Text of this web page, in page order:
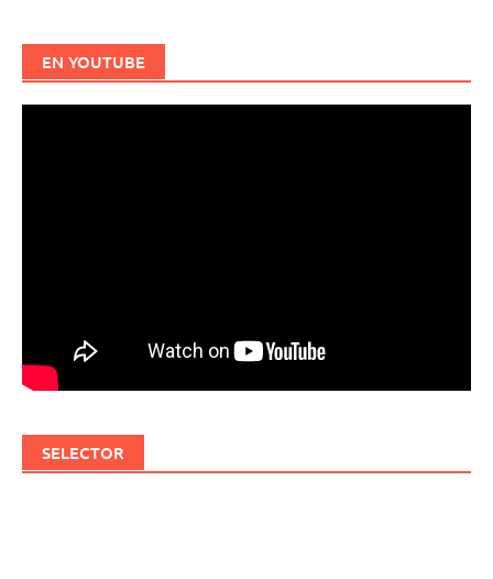
EN YOUTUBE
SELECTOR